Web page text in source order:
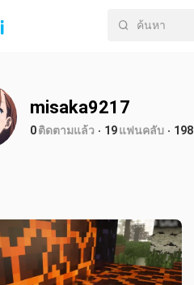
misaka9217
0ติดตามแล้ว 19แฟนคลับ 198